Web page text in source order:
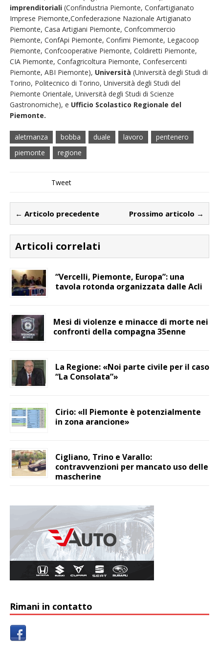
imprenditoriali (Confindustria Piemonte, Confartigianato
Imprese Piemonte,Confederazione Nazionale Artigianato
Piemonte, Casa Artigiani Piemonte, Confcommercio
Piemonte, ConfApi Piemonte, Confimi Piemonte, Legacoop
Piemonte, Confcooperative Piemonte, Coldiretti Piemonte,
CIA Piemonte, Confagricoltura Piemonte, Confesercenti
Piemonte, ABI Piemonte), Università (Università degli Studi di
Torino, Politecnico di Torino, Università degli Studi del
Piemonte Orientale, Università degli Studi di Scienze
Gastronomiche), e Ufficio Scolastico Regionale del
Piemonte.
aletrnanza bobba duale lavoro
pentenero
piemonte
regione
Tweet
← Articolo precedente Prossimo articolo →
Articoli correlati
“Vercelli, Piemonte, Europa”: una
tavola rotonda organizzata dalle Acli
Mesi di violenze e minacce di morte nei
confronti della compagna 35enne
La Regione: «Noi parte civile per il caso
“La Consolata”»
Cirio: «Il Piemonte è potenzialmente
in zona arancione»
Cigliano, Trino e Varallo:
contravvenzioni per mancato uso delle
mascherine
Rimani in contatto